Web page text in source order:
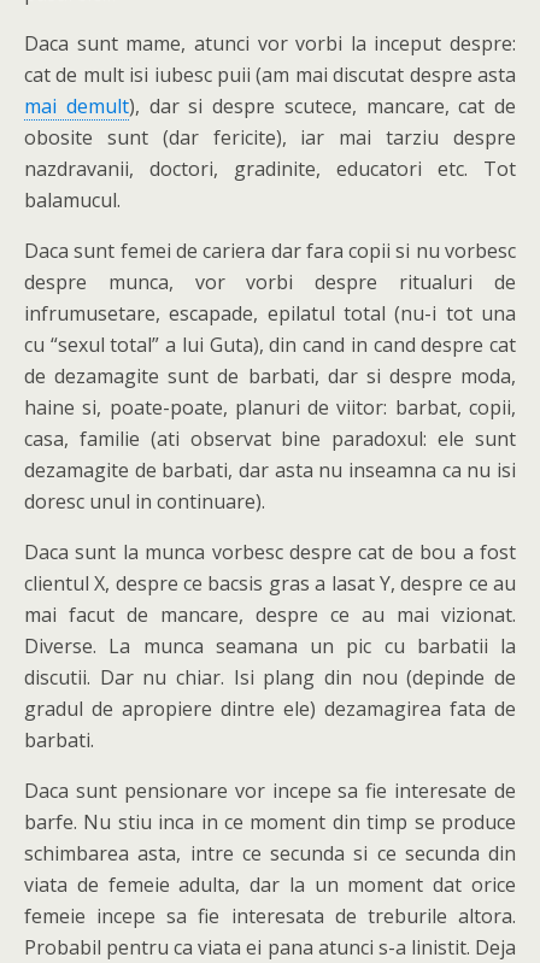
Daca sunt mame, atunci vor vorbi la inceput despre:
cat de mult isi iubesc puii (am mai discutat despre asta
mai demult), dar si despre scutece, mancare, cat de
obosite sunt (dar fericite), iar mai tarziu despre
nazdravanii, doctori, gradinite, educatori etc. Tot
balamucul.
Daca sunt femei de cariera dar fara copii si nu vorbesc
despre munca, vor vorbi despre ritualuri de
infrumusetare, escapade, epilatul total (nu-i tot una
cu “sexul total” a lui Guta), din cand in cand despre cat
de dezamagite sunt de barbati, dar si despre moda,
haine si, poate-poate, planuri de viitor: barbat, copii,
casa, familie (ati observat bine paradoxul: ele sunt
dezamagite de barbati, dar asta nu inseamna ca nu isi
doresc unul in continuare).
Daca sunt la munca vorbesc despre cat de bou a fost
clientul X, despre ce bacsis gras a lasat Y, despre ce au
mai facut de mancare, despre ce au mai vizionat.
Diverse. La munca seamana un pic cu barbatii la
discutii. Dar nu chiar. Isi plang din nou (depinde de
gradul de apropiere dintre ele) dezamagirea fata de
barbati.
Daca sunt pensionare vor incepe sa fie interesate de
barfe. Nu stiu inca in ce moment din timp se produce
schimbarea asta, intre ce secunda si ce secunda din
viata de femeie adulta, dar la un moment dat orice
femeie incepe sa fie interesata de treburile altora.
Probabil pentru ca viata ei pana atunci s-a linistit. Deja